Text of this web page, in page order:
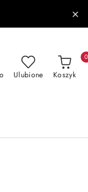
Ulubione Koszyk
0